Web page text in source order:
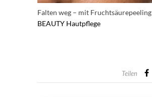
Falten weg – mit Fruchtsäurepeeling
BEAUTY Hautpflege
Teilen